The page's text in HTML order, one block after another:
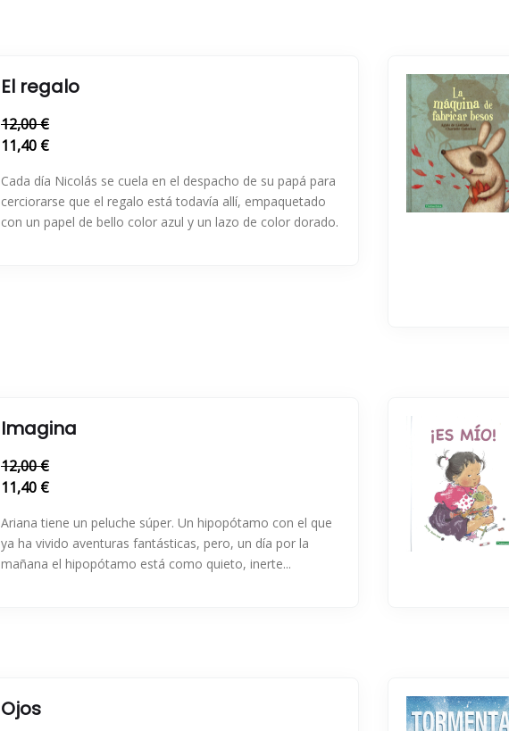
El regalo
12,00 €
11,40 €
Cada día Nicolás se cuela en el despacho de su papá para
cerciorarse que el regalo está todavía allí, empaquetado
con un papel de bello color azul y un lazo de color dorado.
Imagina
12,00 €
11,40 €
Ariana tiene un peluche súper. Un hipopótamo con el que
ya ha vivido aventuras fantásticas, pero, un día por la
mañana el hipopótamo está como quieto, inerte...
Ojos